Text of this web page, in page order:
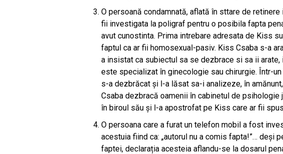
O persoană condamnată, aflată în sttare de
fii investigata la poligraf pentru o posibila fapta
avut cunostinta. Prima intrebare adresata de Kiss
faptul ca ar fii homosexual-pasiv. Kiss Csaba s-a
a insistat ca subiectul sa se dezbrace si sa ii arate,
este specializat în ginecologie sau chirurgie. Într-
s-a dezbrăcat și l-a lăsat sa-i analizeze, în
Csaba dezbracă oamenii în cabinetul de
în biroul său și l-a apostrofat pe Kiss care ar fii
O persoana care a furat un telefon mobil a fost
acestuia fiind ca: „autorul nu a comis fapta!”… deși
faptei, declarația acesteia aflandu-se la dosarul